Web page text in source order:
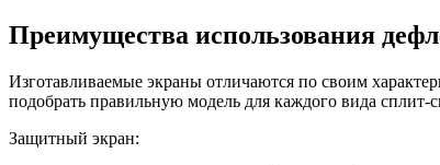
Преимущества использования
Изготавливаемые экраны отличаются по своим
подобрать правильную модель для каждого вида сплит-
Защитный экран: